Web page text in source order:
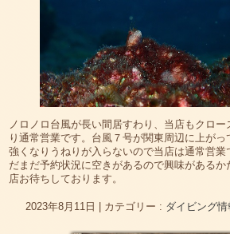
ノロノロ台風が長い間居すわり、当店もクロー
り通常営業です。台風７号が関東周辺に上が
強くなりうねりが入らないので当店は通常営業
だまだ予約状況に空きがあるので興味がある
店お待ちしております。
2023年8月11日 カテゴリー : ダイビング情